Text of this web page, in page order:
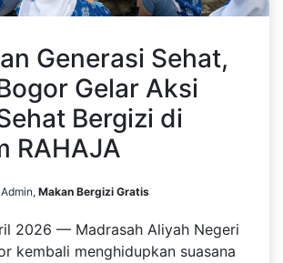
Generasi Sehat,
Gelar Aksi
Bergizi di
RAHAJA
Admin, Makan Bergizi Gratis
2026 — Madrasah Aliyah Negeri
kembali menghidupkan suasana